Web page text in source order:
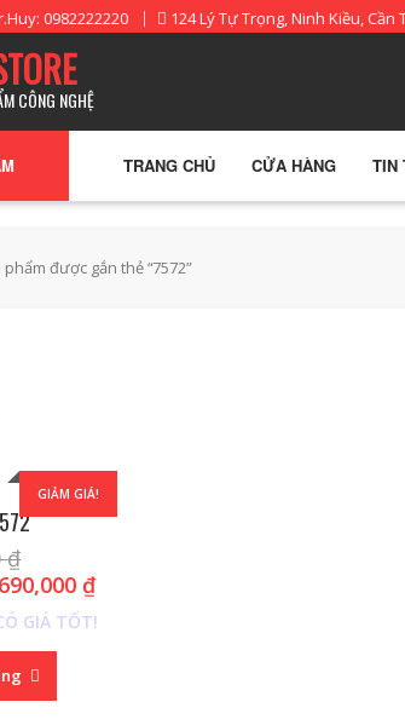
0982222220 124 Lý Tự Trọng, Ninh Kiều, Cần
CÔNG NGHỆ
TRANG CHỦ CỬA HÀNG TIN
được gắn thẻ “7572”
GIẢM GIÁ!
₫
₫
GIÁ TỐT!